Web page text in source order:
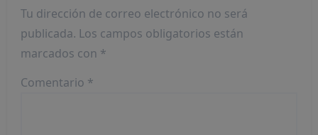
Tu dirección de correo electrónico no será
publicada. Los campos obligatorios están
marcados con *
Comentario *